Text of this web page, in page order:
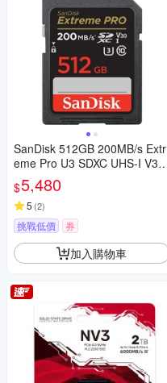
SanDisk 512GB 200MB/s Extr
eme Pro U3 SDXC UHS-I V30
記憶卡
$5,480
5 (2)
挑戰低價 券
加入購物車